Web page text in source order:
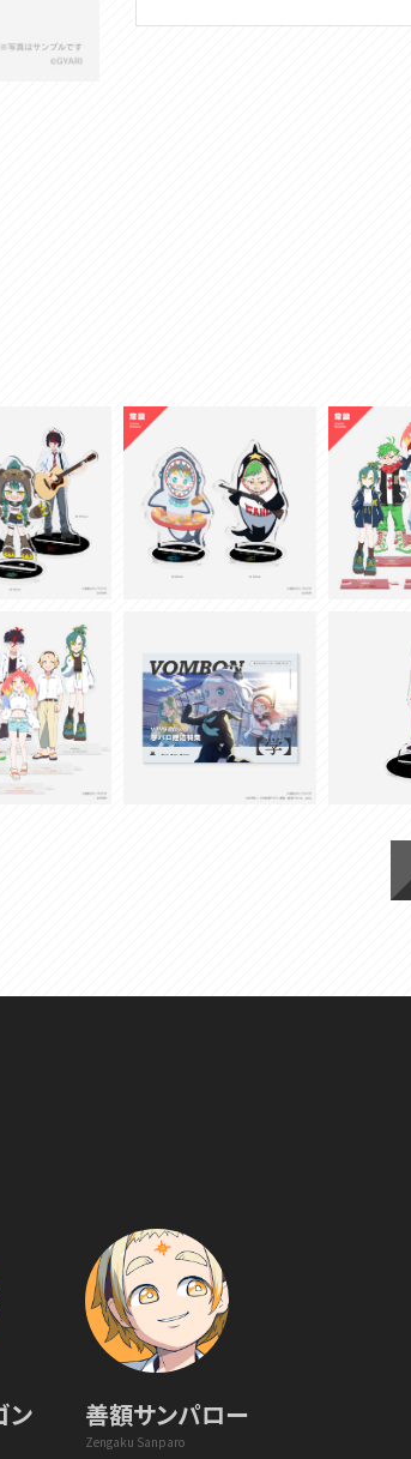
ン 善額サンパロー
Zengaku Sanparo